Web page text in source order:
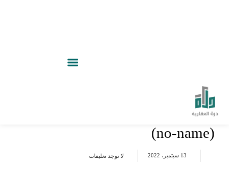
(no-name)
13 سبتمبر، 2022 لا توجد تعليقات